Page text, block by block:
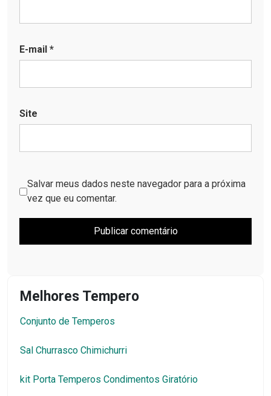
E-mail *
Site
Salvar meus dados neste navegador para a próxima
vez que eu comentar.
Melhores Tempero
Conjunto de Temperos
Sal Churrasco Chimichurri
kit Porta Temperos Condimentos Giratório